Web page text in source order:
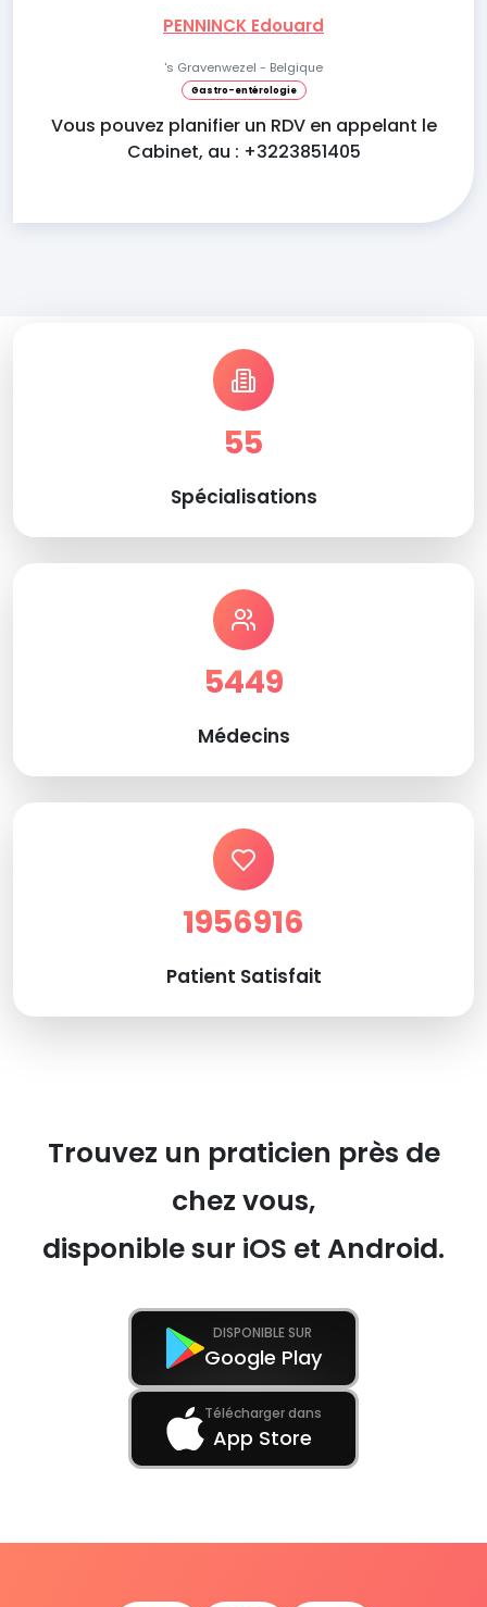
PENNINCK Edouard
's Gravenwezel - Belgique
Gastro-entérologie
Vous pouvez planifier un RDV en appelant le
Cabinet, au : +3223851405
55
Spécialisations
5449
Médecins
1956916
Patient Satisfait
Trouvez un praticien près de
chez vous,
disponible sur iOS et Android.
DISPONIBLE SUR
Google Play
Télécharger dans
App Store